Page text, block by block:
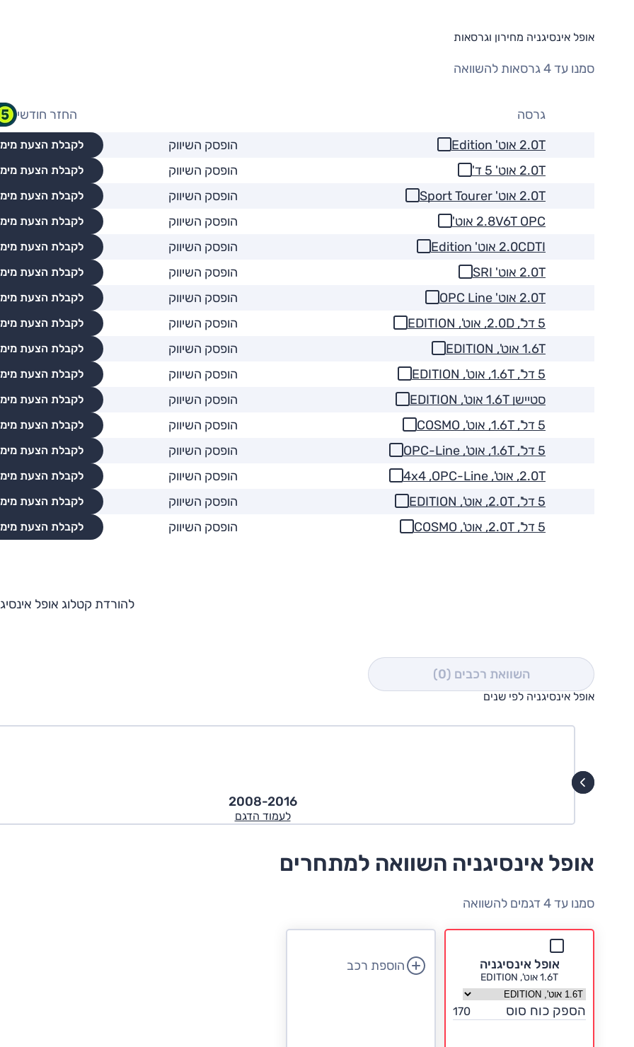
אופל אינסיגניה מחירון וגרסאות
סמנו עד 4 גרסאות להשוואה
גרסה
החזר חודשי
2.0T אוט' Edition
הופסק השיווק לקבלת הצעת
2.0T אוט' 5 ד' הופסק השיווק לקבלת הצעת
2.0T אוט' Sport Tourer הופסק השיווק לקבלת הצעת
2.8V6T OPC אוט' הופסק השיווק לקבלת הצעת
2.0CDTI אוט' Edition הופסק השיווק לקבלת הצעת
2.0T אוט' SRI הופסק השיווק לקבלת הצעת
2.0T אוט' OPC Line הופסק השיווק לקבלת הצעת
5 דל', 2.0D, אוט', EDITION הופסק השיווק לקבלת הצעת
1.6T אוט', EDITION הופסק השיווק לקבלת הצעת
5 דל', 1.6T, אוט', EDITION הופסק השיווק לקבלת הצעת
סטיישן 1.6T אוט', EDITION הופסק השיווק לקבלת הצעת
5 דל', 1.6T, אוט', COSMO הופסק השיווק לקבלת הצעת
5 דל', 1.6T, אוט', OPC-Line הופסק השיווק לקבלת הצעת
2.0T, אוט', 4x4 ,OPC-Line הופסק השיווק לקבלת הצעת
5 דל', 2.0T, אוט', EDITION הופסק השיווק לקבלת הצעת
5 דל', 2.0T, אוט', COSMO הופסק השיווק לקבלת הצעת
להורדת קטלוג אופל
השוואת רכבים (0)
אופל אינסיגניה לפי שנים
2008-2016
לעמוד הדגם
אופל אינסיגניה השוואה למתחרים
סמנו עד 4 דגמים להשוואה
אופל אינסיגניה
1.6T אוט', EDITION
בחר גרסה אופל אינסיגניה
הספק כוח סוס 170
הוספת רכב